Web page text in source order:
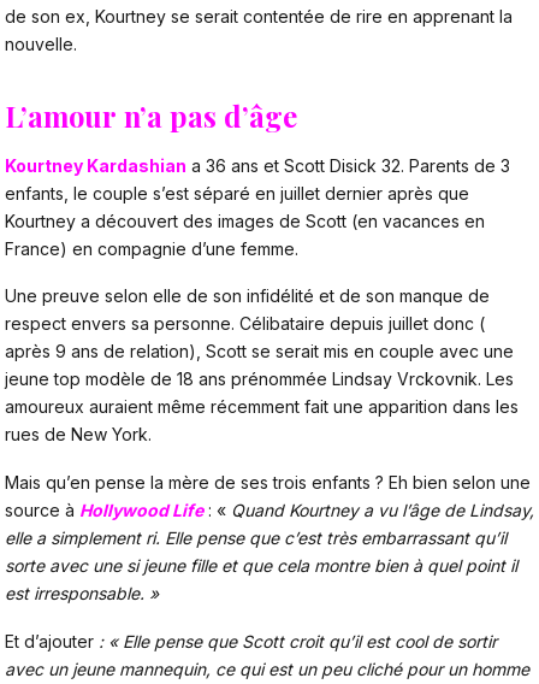
de son ex, Kourtney se serait contentée de rire en apprenant la
nouvelle.
L’amour n’a pas d’âge
Kourtney Kardashian a 36 ans et Scott Disick 32. Parents de 3
enfants, le couple s’est séparé en juillet dernier après que
Kourtney a découvert des images de Scott (en vacances en
France) en compagnie d’une femme.
Une preuve selon elle de son infidélité et de son manque de
respect envers sa personne. Célibataire depuis juillet donc (
après 9 ans de relation), Scott se serait mis en couple avec une
jeune top modèle de 18 ans prénommée Lindsay Vrckovnik. Les
amoureux auraient même récemment fait une apparition dans les
rues de New York.
Mais qu’en pense la mère de ses trois enfants ? Eh bien selon une
source à Hollywood Life : « Quand Kourtney a vu l’âge de Lindsay,
elle a simplement ri. Elle pense que c’est très embarrassant qu’il
sorte avec une si jeune fille et que cela montre bien à quel point il
est irresponsable. »
Et d’ajouter : « Elle pense que Scott croit qu’il est cool de sortir
avec un jeune mannequin, ce qui est un peu cliché pour un homme